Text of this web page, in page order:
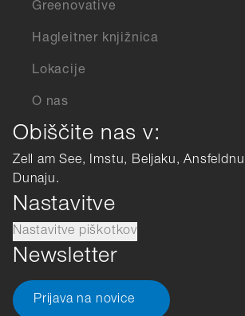
Greenovative
Hagleitner knjižnica
Lokacije
O nas
Obiščite nas v:
Zell am See, Imstu, Beljaku,
Dunaju.
Nastavitve
Nastavitve piškotkov
Newsletter
Prijava na novice